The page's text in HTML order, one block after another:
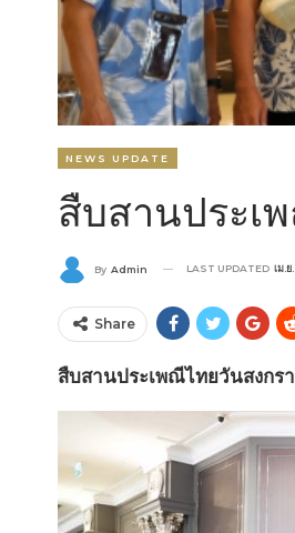
NEWS UPDATE
สืบสานประเ
By Admin LAST UPDATED เม.
Share
สืบสานประเพณีไทยวันสงกร